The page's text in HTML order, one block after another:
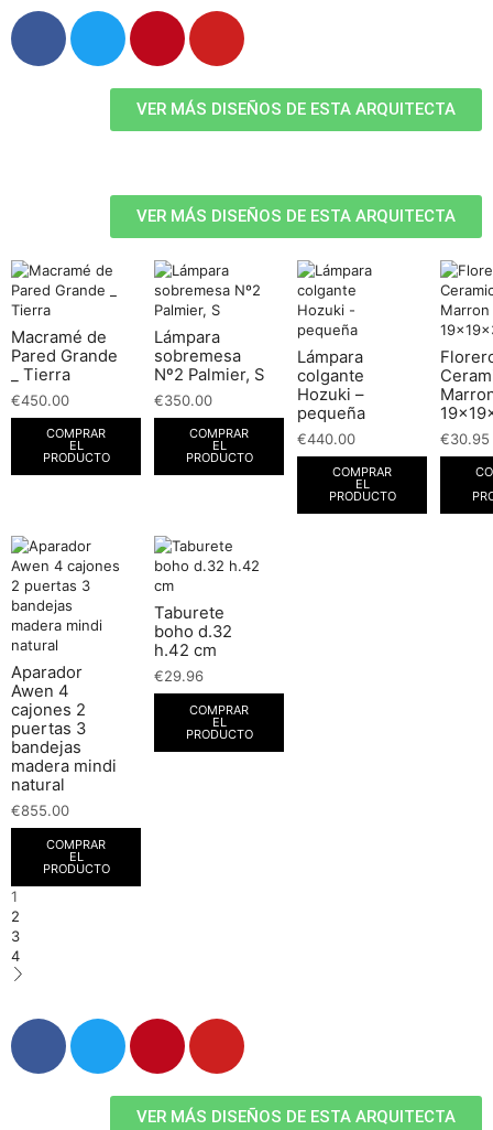
VER MÁS DISEÑOS DE ESTA ARQUITECTA
VER MÁS DISEÑOS DE ESTA ARQUITECTA
Macramé de
Pared Grande
_ Tierra
€450.00
COMPRAR
EL
PRODUCTO
Lámpara
sobremesa
Nº2 Palmier, S
€350.00
COMPRAR
EL
PRODUCTO
Lámpara
colgante
Hozuki –
pequeña
€440.00
COMPRAR
EL
PRODUCTO
€30.95
Aparador
Awen 4
cajones 2
puertas 3
bandejas
madera mindi
natural
€855.00
COMPRAR
EL
PRODUCTO
Taburete
boho d.32
h.42 cm
€29.96
COMPRAR
EL
PRODUCTO
1
2
3
4
VER MÁS DISEÑOS DE ESTA ARQUITECTA